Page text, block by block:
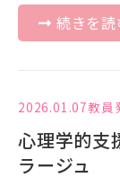
続きを読
2026.01.07教員
心理学的支
ラージュ